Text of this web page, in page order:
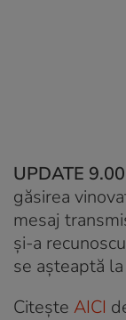
UPDATE
găsirea
mesaj
și-a
se așteaptă
Citește AICI